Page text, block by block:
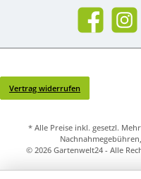
Facebook
Vertrag widerrufen
* Alle Preise inkl. gesetzl.
© 2026 Gartenwelt24 - Alle